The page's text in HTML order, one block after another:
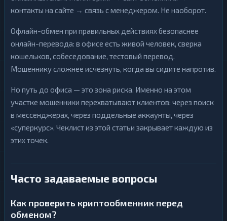
контакты на сайте → связь с менеджером. Не наоборот.
Офлайн-обмен при правильных действиях безопаснее
онлайн-перевода: в офисе есть живой человек, сверка
кошельков, собеседование, тестовый перевод.
Мошеннику сложнее исчезнуть, когда вы сидите напротив.
Но путь до офиса — это зона риска. Именно на этом
участке мошенники перехватывают клиентов: через поиск
в мессенджерах, через поддельные аккаунты, через
«суперкурс». Чеклист из этой статьи закрывает каждую из
этих точек.
Часто задаваемые вопросы
Как проверить криптообменник перед
обменом?